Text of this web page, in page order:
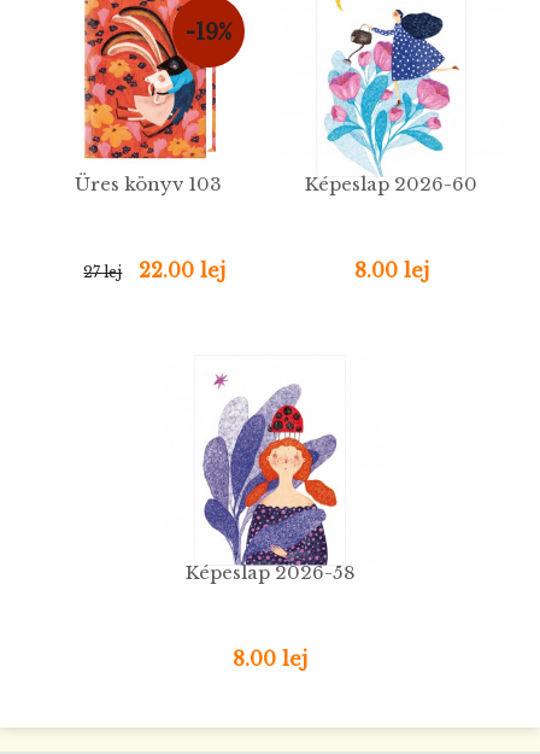
-19%
Üres könyv 103
27 lej 22.00 lej
Képeslap 2026-60
8.00 lej
Képeslap 2026-58
8.00 lej